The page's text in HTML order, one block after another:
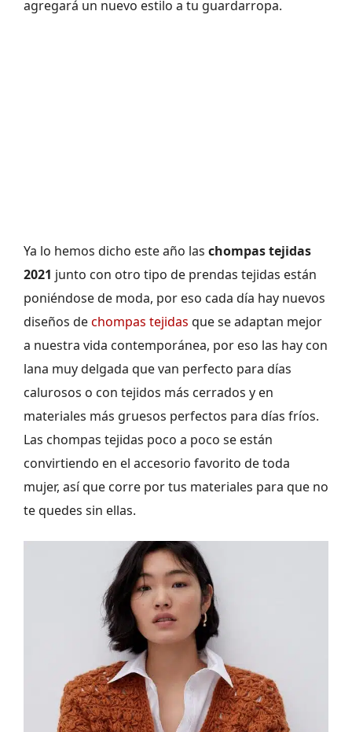
agregará un nuevo estilo a tu guardarropa.
Ya lo hemos dicho este año las chompas tejidas
2021 junto con otro tipo de prendas tejidas están
poniéndose de moda, por eso cada día hay nuevos
diseños dechompas tejidas que se adaptan mejor
a nuestra vida contemporánea, por eso las hay con
lana muy delgada que van perfecto para días
calurosos o con tejidos más cerrados y en
materiales más gruesos perfectos para días fríos.
Las chompas tejidas poco a poco se están
convirtiendo en el accesorio favorito de toda
mujer, así que corre por tus materiales para que no
te quedes sin ellas.